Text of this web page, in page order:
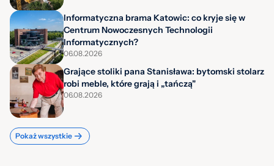
Informatyczna brama Katowic: co kryje się w
Centrum Nowoczesnych Technologii
Informatycznych?
06.08.2026
Grające stoliki pana Stanisława: bytomski stolarz
robi meble, które grają i „tańczą"
06.08.2026
Pokaż wszystkie